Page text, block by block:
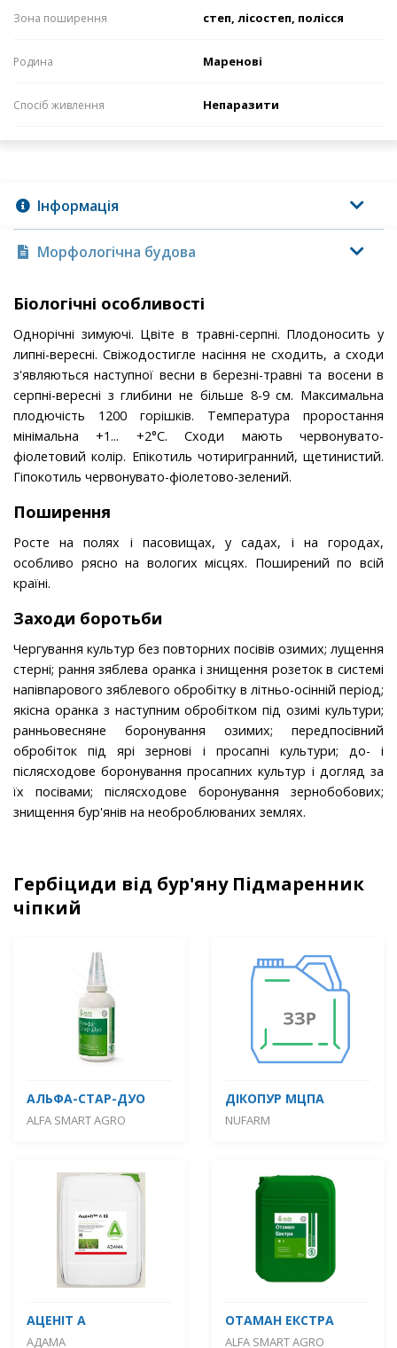
Зона поширення степ, лісостеп, полісся
Родина Маренові
Спосіб живлення Непаразити
Інформація
Морфологічна будова
Біологічні особливості
Однорічні зимуючі. Цвіте в травні-серпні. Плодоносить у
липні-вересні. Свіжодостигле насіння не сходить, а сходи
з'являються наступної весни в березні-травні та восени в
серпні-вересні з глибини не більше 8-9 см. Максимальна
плодючість 1200 горішків. Температура проростання
мінімальна +1... +2°С. Сходи мають червонувато-
фіолетовий колір. Епікотиль чотиригранний, щетинистий.
Гіпокотиль червонувато-фіолетово-зелений.
Поширення
Росте на полях і пасовищах, у садах, і на городах,
особливо рясно на вологих місцях. Поширений по всій
країні.
Заходи боротьби
Чергування культур без повторних посівів озимих; лущення
стерні; рання зяблева оранка і знищення розеток в системі
напівпарового зяблевого обробітку в літньо-осінній період;
якісна оранка з наступним обробітком під озимі культури;
ранньовесняне боронування озимих; передпосівний
обробіток під ярі зернові і просапні культури; до- і
післясходове боронування просапних культур і догляд за
їх посівами; післясходове боронування зернобобових;
знищення бур'янів на необроблюваних землях.
Гербіциди від бур'яну Підмаренник
чіпкий
АЛЬФА-СТАР-ДУО
ALFA SMART AGRO
ДІКОПУР МЦПА
NUFARM
АЦЕНІТ А
АДАМА
ОТАМАН ЕКСТРА
ALFA SMART AGRO